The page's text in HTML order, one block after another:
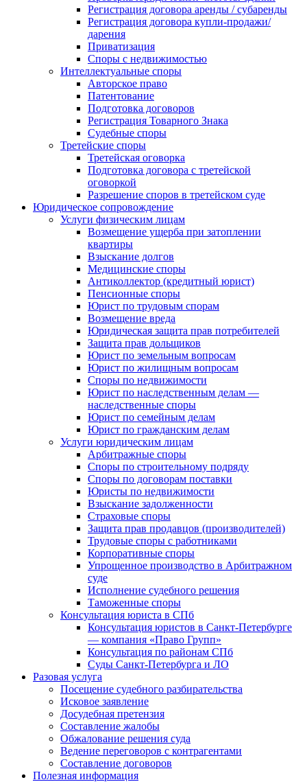
Регистрация договора аренды / субаренды
Регистрация договора купли-продажи/
дарения
Приватизация
Cпоры с недвижимостью
Интеллектуальные споры
Авторское право
Патентование
Подготовка договоров
Регистрация Товарного Знака
Судебные споры
Третейские споры
Третейская оговорка
Подготовка договора с третейской
оговоркой
Разрешение споров в третейском суде
Юридическое сопровождение
Услуги физическим лицам
Возмещение ущерба при затоплении
квартиры
Взыскание долгов
Медицинские споры
Антиколлектор (кредитный юрист)
Пенсионные споры
Юрист по трудовым спорам
Возмещение вреда
Юридическая защита прав потребителей
Защита прав дольщиков
Юрист по земельным вопросам
Юрист по жилищным вопросам
Споры по недвижимости
Юрист по наследственным делам —
наследственные споры
Юрист по семейным делам
Юрист по гражданским делам
Услуги юридическим лицам
Арбитражные споры
Споры по строительному подряду
Споры по договорам поставки
Юристы по недвижимости
Взыскание задолженности
Страховые споры
Защита прав продавцов (производителей)
Трудовые споры с работниками
Корпоративные споры
Упрощенное производство в Арбитражном
суде
Исполнение судебного решения
Таможенные споры
Консультация юриста в СПб
Консультация юристов в Санкт-Петербурге
— компания «Право Групп»
Консультация по районам СПб
Суды Санкт-Петербурга и ЛО
Разовая услуга
Посещение судебного разбирательства
Исковое заявление
Досудебная претензия
Составление жалобы
Обжалование решения суда
Ведение переговоров с контрагентами
Составление договоров
Полезная информация